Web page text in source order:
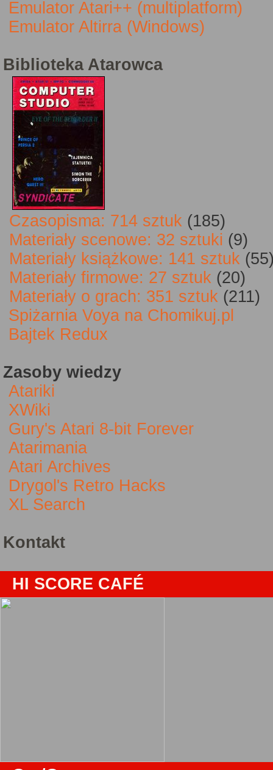
Emulator Atari++ (multiplatform)
Emulator Altirra (Windows)
Biblioteka Atarowca
Czasopisma: 714 sztuk (185)
Materiały scenowe: 32 sztuki (9)
Materiały książkowe: 141 sztuk
Materiały firmowe: 27 sztuk (20)
Materiały o grach: 351 sztuk (211)
Spiżarnia Voya na Chomikuj.pl
Bajtek Redux
Zasoby wiedzy
Atariki
XWiki
Gury's Atari 8-bit Forever
Atarimania
Atari Archives
Drygol's Retro Hacks
XL Search
Kontakt
HI SCORE CAFÉ